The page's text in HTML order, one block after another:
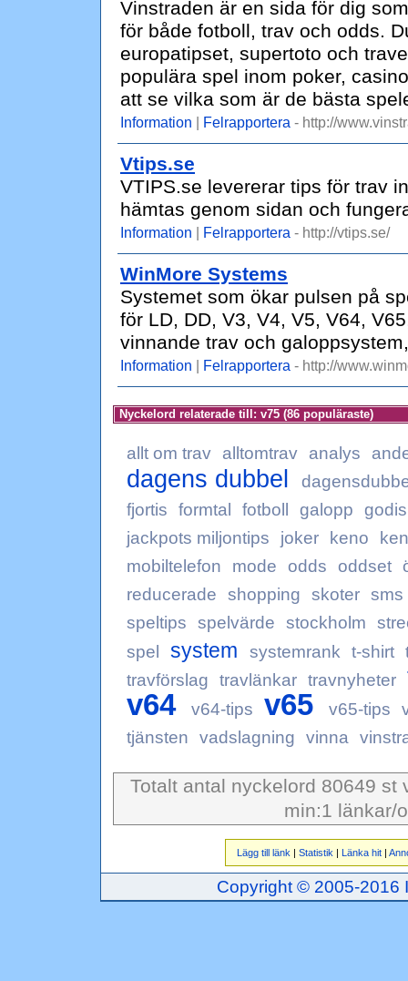
Vinstraden är en sida för dig
för både fotboll, trav och odds.
europatipset, supertoto och
populära spel inom poker,
att se vilka som är de bästa
Information | Felrapportera - http://
Vtips.se
VTIPS.se levererar tips för trav
hämtas genom sidan och
Information | Felrapportera - http://vtips.se/
WinMore Systems
Systemet som ökar pulsen på
för LD, DD, V3, V4, V5, V64,
vinnande trav och
Information | Felrapportera - http://
Nyckelord relaterade till: v75 (86 populäraste)
allt om trav alltomtrav analys
dagens dubbel
fjortis
formtal fotboll galopp
godis
jackpots miljontips
joker keno
mobiltelefon
mode odds oddset
reducerade
shopping skoter sms
speltips
spelvärde stockholm
spel
system systemrank t-shirt
travförslag
travlänkar travnyheter
v64 v64-tips v65 v65-tips
tjänsten
vadslagning vinna
Totalt antal nyckelord 80649 st
min:1 länkar/
Lägg till länk | Statistik | Länka hit|
Copyright © 2005-2016